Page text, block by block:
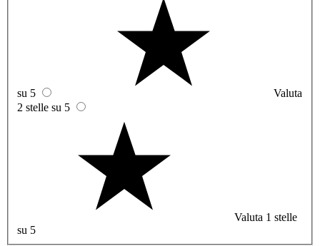
su 5
Valuta
2 stelle su 5
Valuta 1 stelle
su 5